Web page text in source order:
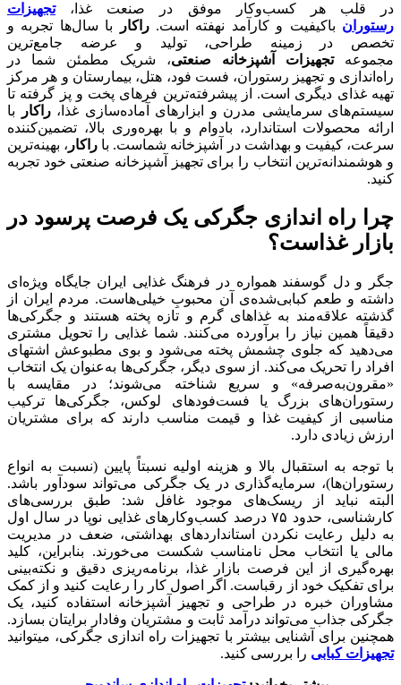
در قلب هر کسب‌وکار موفق در صنعت غذا،تجهیزات
رستوران باکیفیت و کارآمد نهفته است.راکار
با سال‌ها تجربه و
تخصص در زمینه طراحی، تولید و عرضه جامع‌ترین
مجموعهتجهیزات آشپزخانه صنعتی، شریک مطمئن شما در
راه‌اندازی و تجهیز رستوران، فست فود، هتل، بیمارستان و هر مرکز
تهیه غذای دیگری است. از پیشرفته‌ترین فرهای پخت و پز گرفته تا
سیستم‌های سرمایشی مدرن و ابزارهای آماده‌سازی غذا،راکار
با
ارائه محصولات استاندارد، بادوام و با بهره‌وری بالا، تضمین‌کننده
سرعت، کیفیت و بهداشت در آشپزخانه شماست. با راکار ، بهینه‌ترین
و هوشمندانه‌ترین انتخاب را برای تجهیز آشپزخانه صنعتی خود تجربه
کنید.
چرا راه اندازی جگرکی یک فرصت پرسود در
بازار غذاست؟
جگر و دل گوسفند همواره در فرهنگ غذایی ایران جایگاه ویژه‌ای
داشته و طعم کبابی‌شده‌ی آن محبوبِ خیلی‌هاست. مردم ایران از
گذشته علاقه‌مند به غذاهای گرم و تازه‌‌ پخته هستند و جگرکی‌ها
دقیقاً همین نیاز را برآورده می‌کنند. شما غذایی را تحویل مشتری
می‌دهید که جلوی چشمش پخته می‌شود و بوی مطبوعش اشتهای
افراد را تحریک می‌کند. از سوی دیگر، جگرکی‌ها به‌عنوان یک انتخاب
«مقرون‌به‌صرفه» و سریع شناخته می‌شوند؛ در مقایسه با
رستوران‌های بزرگ یا فست‌فودهای لوکس، جگرکی‌ها ترکیب
مناسبی از کیفیت غذا و قیمت مناسب دارند که برای مشتریان
ارزش زیادی دارد.
با توجه به استقبال بالا و هزینه اولیه نسبتاً پایین (نسبت به انواع
رستوران‌ها)، سرمایه‌گذاری در یک جگرکی می‌تواند سودآور باشد.
البته نباید از ریسک‌های موجود غافل شد: طبق بررسی‌های
کارشناسی، حدود ۷۵ درصد کسب‌وکارهای غذایی نوپا در سال اول
به دلیل رعایت نکردن استانداردهای بهداشتی، ضعف در مدیریت
مالی یا انتخاب محل نامناسب شکست می‌خورند. بنابراین، کلید
بهره‌گیری از این فرصت بازار غذا، برنامه‌ریزی دقیق و نکته‌بینی
برای تفکیک خود از رقباست. اگر اصول کار را رعایت کنید و از کمک
مشاوران خبره در طراحی و تجهیز آشپزخانه استفاده کنید، یک
جگرکی جذاب می‌تواند درآمد ثابت و مشتریان وفادار برایتان بسازد.
همچنین برای آشنایی بیشتر با تجهیزات راه اندازی جگرکی، میتوانید
تجهیزات کبابی را بررسی کنید.